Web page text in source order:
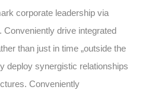
corporate leadership via
Conveniently drive integrated
than just in time „outside the
deploy synergistic relationships
Conveniently